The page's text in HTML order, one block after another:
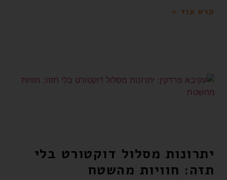
קרא עוד »
יתרונות מסלול דוקטורט בלי
תזה: חוויות מהשטח